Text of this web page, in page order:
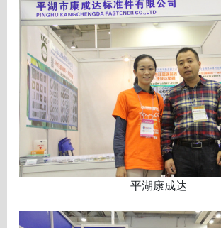
平湖康成达